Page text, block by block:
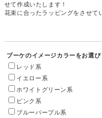
せて作成いたします！
花束に合ったラッピングをさせて
ブーケのイメージカラーをお選び
レッド系
イエロー系
ホワイトグリーン系
ピンク系
ブルーパープル系